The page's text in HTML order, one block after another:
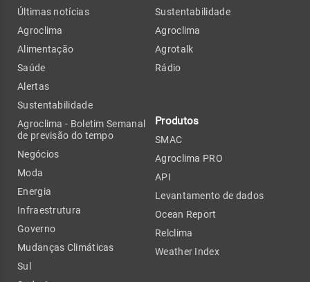
Últimas notícias
Agroclima
Alimentação
Saúde
Alertas
Sustentabilidade
Agroclima - Boletim Semanal
de previsão do tempo
Negócios
Moda
Energia
Infraestrutura
Governo
Mudanças Climáticas
Sul
Sustentabilidade
Agroclima
Agrotalk
Rádio
Produtos
SMAC
Agroclima PRO
API
Levantamento de dados
Ocean Report
Relclima
Weather Index